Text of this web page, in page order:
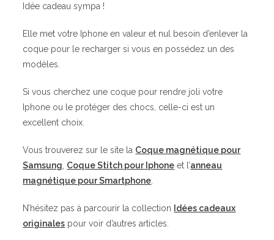
Idée cadeau sympa !
Elle met votre Iphone en valeur et nul besoin d’enlever la
coque pour le recharger si vous en possédez un des
modèles.
Si vous cherchez une coque pour rendre joli votre
Iphone ou le protéger des chocs, celle-ci est un
excellent choix.
Vous trouverez sur le site la Coque magnétique pour
Samsung Coque Stitch pour Iphone et l’anneau
magnétique pour Smartphone
N’hésitez pas à parcourir la collection
Idées cadeaux
originales pour voir d’autres articles.